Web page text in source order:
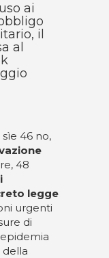
ai
il
al
46 no,
48
legge
urgenti
di
della